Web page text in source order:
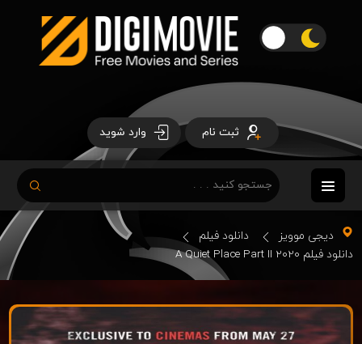
ثبت نام وارد شوید
دیجی موویز
دانلود فیلم
دانلود فیلم A Quiet Place Part II 2020